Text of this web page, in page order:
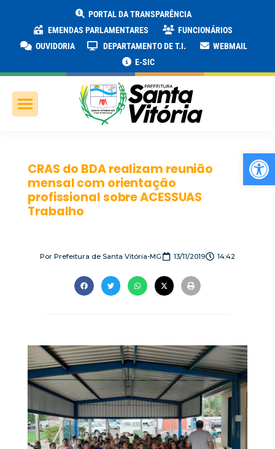
PORTAL DA TRANSPARÊNCIA
EMENDAS PARLAMENTARES
FUNCIONÁRIOS
OUVIDORIA
DEPARTAMENTO DE T.I.
WEBMAIL
E-SIC
CRAS do BDA realizam reunião
mensal com orientação
profissional sobre ACESSUAS
Trabalho
Por Prefeitura de Santa Vitória-MG 13/11/2019 14:42